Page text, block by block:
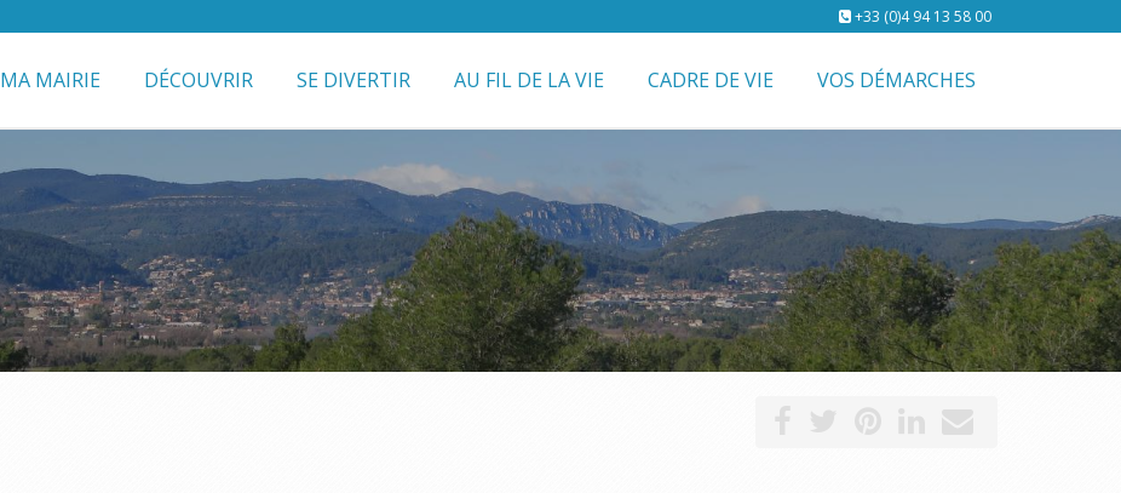
+33 (0)4 94 13 58 00
MA MAIRIE DÉCOUVRIR SE DIVERTIR AU FIL DE LA VIE CADRE DE VIE VOS DÉMARCHES